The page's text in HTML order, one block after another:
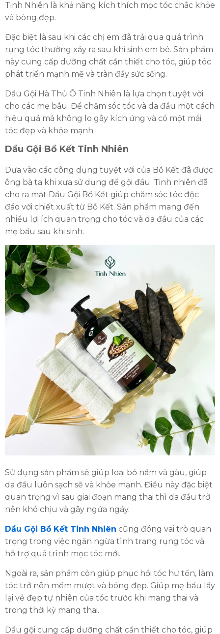
Tinh Nhiên là khả năng kích thích mọc tóc chắc khỏe
và bóng đẹp.
Đặc biệt là sau khi các chị em đã trải qua quá trình
rụng tóc thường xảy ra sau khi sinh em bé. Sản phẩm
này cung cấp dưỡng chất cần thiết cho tóc, giúp tóc
phát triển mạnh mẽ và tràn đầy sức sống.
Dầu Gội Hà Thủ Ô Tinh Nhiên là lựa chọn tuyệt vời
cho các mẹ bầu. Để chăm sóc tóc và da đầu một cách
hiệu quả mà không lo gây kích ứng và có một mái
tóc đẹp và khỏe mạnh.
Dầu Gội Bồ Kết Tinh Nhiên
Dựa vào các công dụng tuyệt vời của Bồ Kết đã được
ông bà ta khi xưa sử dụng để gội đầu. Tinh nhiên đã
cho ra mắt Dầu Gội Bồ Kết giúp chăm sóc tóc độc
đáo với chiết xuất từ Bồ Kết. Sản phẩm mang đến
nhiều lợi ích quan trọng cho tóc và da đầu của các
mẹ bầu sau khi sinh.
Sử dụng sản phẩm sẽ giúp loại bỏ nấm và gàu, giúp
da đầu luôn sạch sẽ và khỏe mạnh. Điều này đặc biệt
quan trọng vì sau giai đoạn mang thai thì da đầu trở
nên khó chịu và gây ngứa ngáy.
Dầu Gội Bồ Kết Tinh Nhiên cũng đóng vai trò quan
trọng trong việc ngăn ngừa tình trạng rụng tóc và
hỗ trợ quá trình mọc tóc mới.
Ngoài ra, sản phẩm còn giúp phục hồi tóc hư tổn, làm
tóc trở nên mềm mượt và bóng đẹp. Giúp mẹ bầu lấy
lại vẻ đẹp tự nhiên của tóc trước khi mang thai và
trong thời kỳ mang thai.
Dầu gội cung cấp dưỡng chất cần thiết cho tóc, giúp